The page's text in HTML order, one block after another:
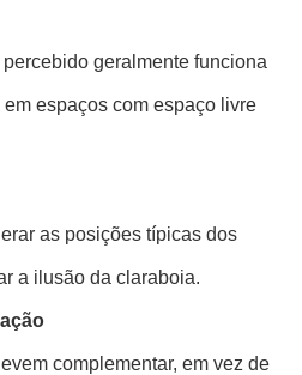
geralmente funciona
espaços com espaço livre
as posições típicas dos
a ilusão da claraboia.
complementar, em vez de